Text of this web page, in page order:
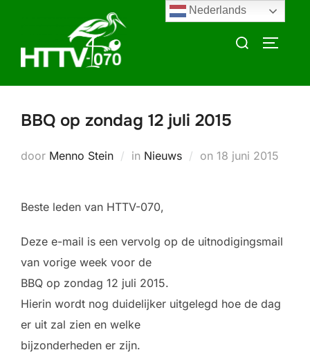
inhoud
Zoek
BBQ op zondag 12 juli 2015
door Menno Stein in Nieuws on Geplaatst
18 juni 2015
Beste leden van HTTV-070,
Deze e-mail is een vervolg op de uitnodigingsmail
van vorige week voor de
BBQ op zondag 12 juli 2015.
Hierin wordt nog duidelijker uitgelegd hoe de dag
er uit zal zien en welke
bijzonderheden er zijn.
Nederlands